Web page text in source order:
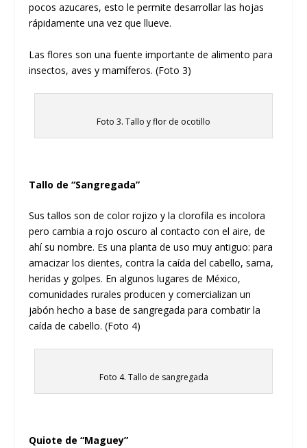
pocos azucares, esto le permite desarrollar las hojas
rápidamente una vez que llueve.
Las flores son una fuente importante de alimento para
insectos, aves y mamíferos. (Foto 3)
Foto 3. Tallo y flor de ocotillo
Tallo de “Sangregada”
Sus tallos son de color rojizo y la clorofila es incolora
pero cambia a rojo oscuro al contacto con el aire, de
ahí su nombre. Es una planta de uso muy antiguo: para
amacizar los dientes, contra la caída del cabello, sarna,
heridas y golpes. En algunos lugares de México,
comunidades rurales producen y comercializan un
jabón hecho a base de sangregada para combatir la
caída de cabello. (Foto 4)
Foto 4. Tallo de sangregada
Quiote de “Maguey”